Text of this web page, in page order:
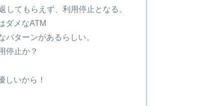
てもらえず、利用停止となる。
ダメなATM
ターンがあるらしい。
停止か？
しいから！